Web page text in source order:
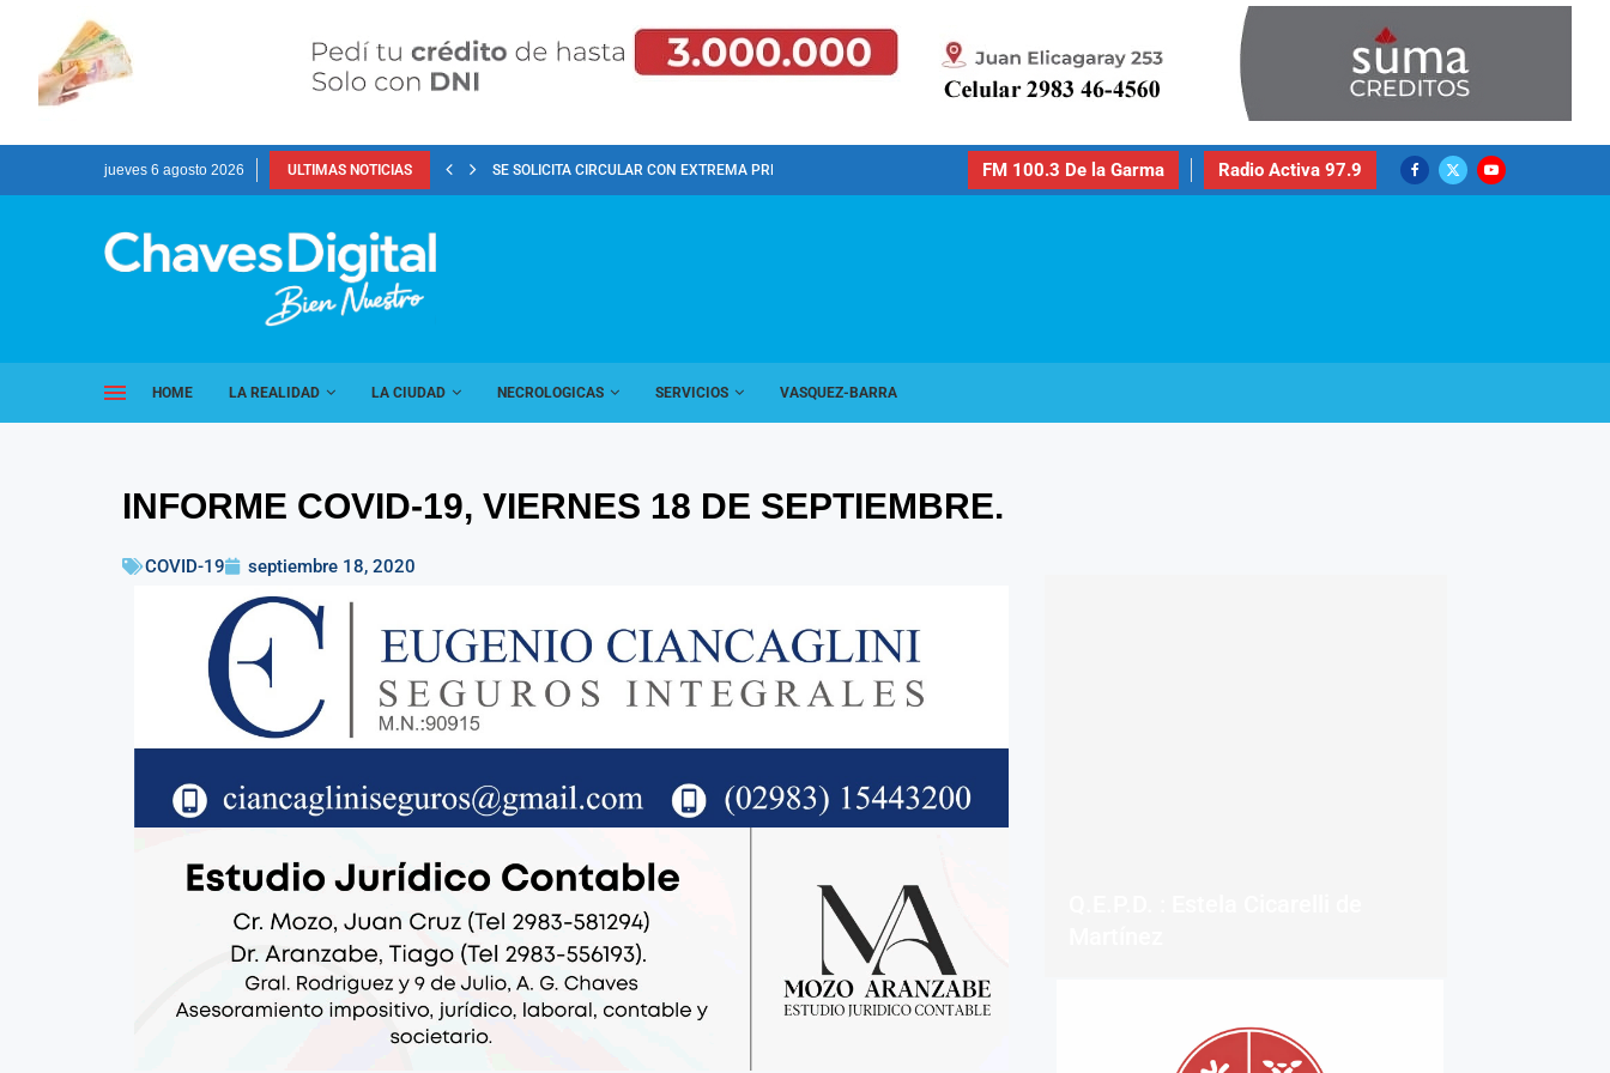
jueves 6 agosto 2026 ULTIMAS NOTICIAS SE SOLICITA CIRCULAR CON EXTREMA PRECAUCIÓN POR LA... FM 100.3 De la Garma Radio Activa 97.9
HOME LA REALIDAD LA CIUDAD NECROLOGICAS SERVICIOS VASQUEZ-BARRA
INFORME COVID-19, VIERNES 18 DE SEPTIEMBRE.
COVID-19 septiembre 18, 2020